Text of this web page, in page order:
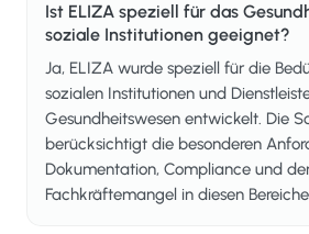
Ist ELIZA speziell für das
soziale Institutionen geeignet?
Ja, ELIZA wurde speziell für die
sozialen Institutionen und
Gesundheitswesen entwickelt. Die
berücksichtigt die besonderen
Dokumentation, Compliance und
Fachkräftemangel in diesen